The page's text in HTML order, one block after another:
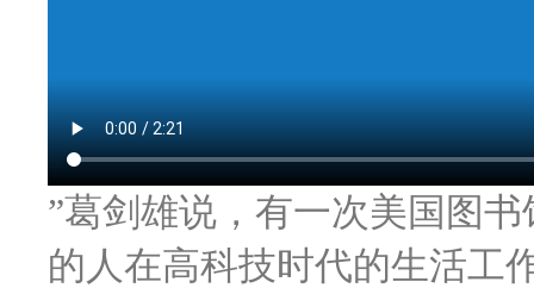
”葛剑雄说，有一次美国图
的人在高科技时代的生活工